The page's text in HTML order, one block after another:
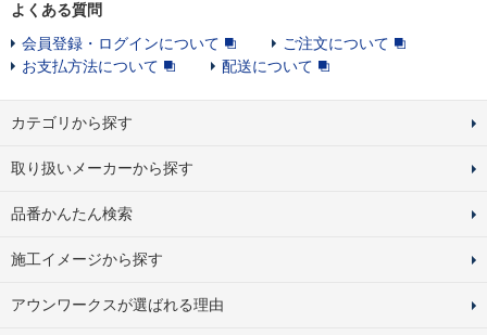
よくある質問
会員登録・ログインについて
ご注文について
お支払方法について
配送について
カテゴリから探す
取り扱いメーカーから探す
品番かんたん検索
施工イメージから探す
アウンワークスが選ばれる理由